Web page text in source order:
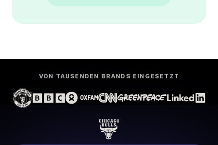
VON TAUSENDEN BRANDS EINGESETZT